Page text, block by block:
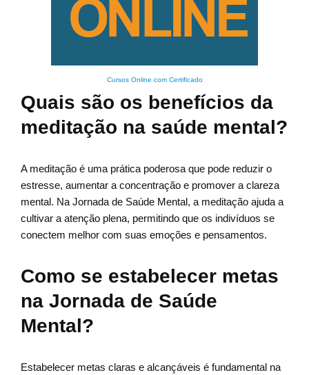
Cursos Online com Certificado
Quais são os benefícios da
meditação na saúde mental?
A meditação é uma prática poderosa que pode reduzir o
estresse, aumentar a concentração e promover a clareza
mental. Na Jornada de Saúde Mental, a meditação ajuda a
cultivar a atenção plena, permitindo que os indivíduos se
conectem melhor com suas emoções e pensamentos.
Como se estabelecer metas
na Jornada de Saúde
Mental?
Estabelecer metas claras e alcançáveis é fundamental na